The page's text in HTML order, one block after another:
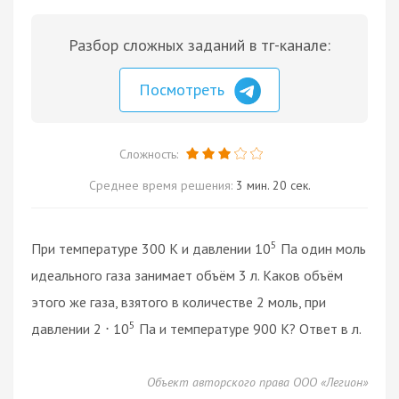
Разбор сложных заданий в тг-канале:
Посмотреть
Сложность:
Среднее время решения: 3 мин. 20 сек.
При температуре 300 К и давлении 105 Па один моль
идеального газа занимает объём 3 л. Каков объём
этого же газа, взятого в количестве 2 моль, при
давлении 2 · 105 Па и температуре 900 К? Ответ в л.
Объект авторского права ООО «Легион»